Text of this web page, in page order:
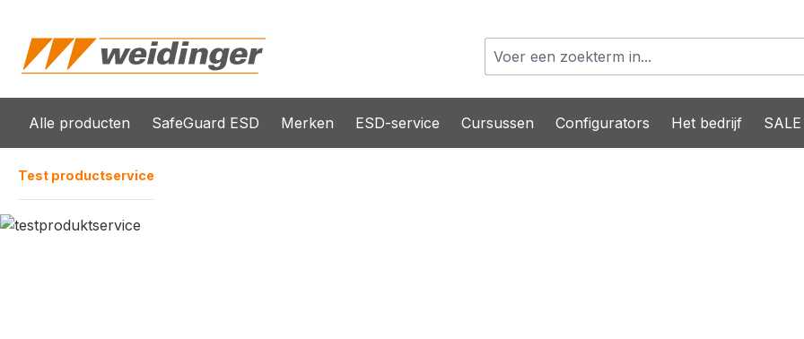
Alle producten SafeGuard ESD Merken ESD-service Cursussen Configurators Het bedrijf SALE
Test productservice